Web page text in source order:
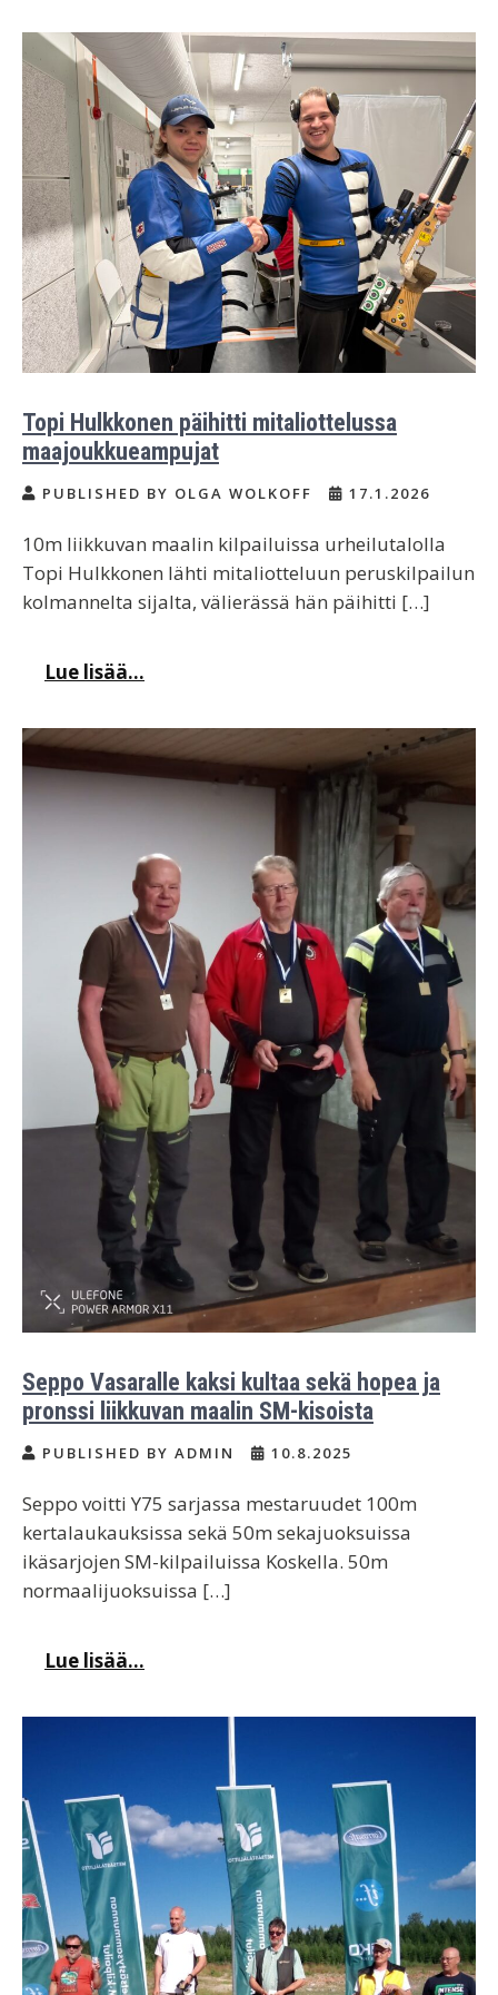
Topi Hulkkonen päihitti mitaliottelussa
maajoukkueampujat
PUBLISHED BY OLGA WOLKOFF 17.1.2026
10m liikkuvan maalin kilpailuissa urheilutalolla
Topi Hulkkonen lähti mitaliotteluun peruskilpailun
kolmannelta sijalta, välierässä hän päihitti […]
Lue lisää...
Seppo Vasaralle kaksi kultaa sekä hopea ja
pronssi liikkuvan maalin SM-kisoista
PUBLISHED BY ADMIN 10.8.2025
Seppo voitti Y75 sarjassa mestaruudet 100m
kertalaukauksissa sekä 50m sekajuoksuissa
ikäsarjojen SM-kilpailuissa Koskella. 50m
normaalijuoksuissa […]
Lue lisää...